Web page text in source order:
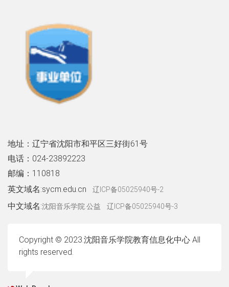
地址：辽宁省沈阳市和平区三好街61号
电话：024-23892223
邮编：110818
英文域名:sycm.edu.cn 辽ICP备05025940号-2
中文域名:沈阳音乐学院.公益 辽ICP备05025940号-3
Copyright © 2023.沈阳音乐学院教育信息化中心 All
rights reserved.